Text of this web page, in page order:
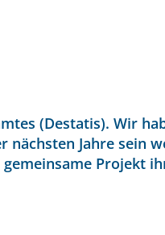
(Destatis). Wir
Jahre sein
Projekt